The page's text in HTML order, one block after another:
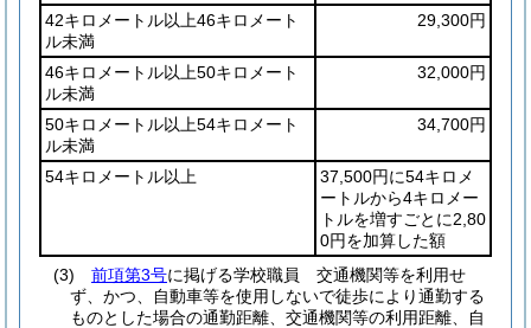
42キロメートル以上46キロメート
ル未満
29,300円
46キロメートル以上50キロメート
ル未満
32,000円
50キロメートル以上54キロメート
ル未満
34,700円
54キロメートル以上
37,500円に54キロメ
ートルから4キロメー
トルを増すごとに2,80
0円を加算した額
(3)
前項第3号に掲げる学校職員 交通機関等を利用せ
ず、かつ、自動車等を使用しないで徒歩により通勤する
ものとした場合の通勤距離、交通機関等の利用距離、自